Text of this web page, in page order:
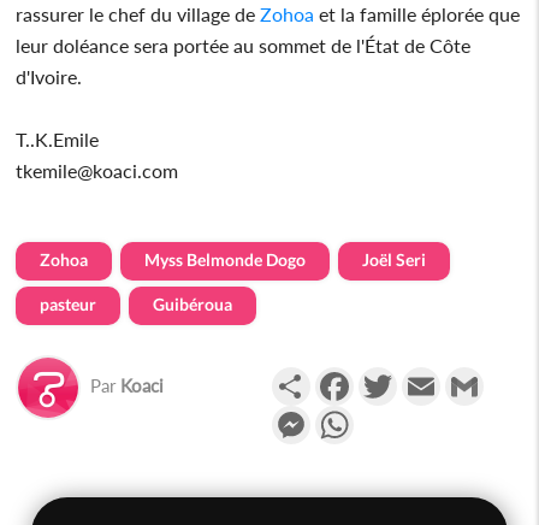
rassurer le chef du village deZohoa et la famille éplorée que
leur doléance sera portée au sommet de l'État de Côte
d'Ivoire.
T..K.Emile
tkemile@koaci.com
Zohoa Myss Belmonde Dogo Joël Seri
pasteur Guibéroua
Par Koaci PartagerFacebookTwitterEmail
Messenger